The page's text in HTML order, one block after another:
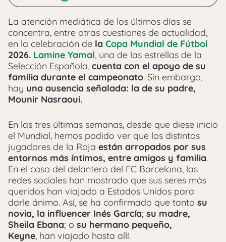
La atención mediática de los últimos días se
concentra, entre otras cuestiones de actualidad,
en la celebración de la Copa Mundial de Fútbol
2026. Lamine Yamal, una de las estrellas de la
Selección Española, cuenta con el apoyo de su
familia durante el campeonato. Sin embargo,
hay una ausencia señalada: la de su padre,
Mounir Nasraoui.
En las tres últimas semanas, desde que diese inicio
el Mundial, hemos podido ver que los distintos
jugadores de la Roja están arropados por sus
entornos más íntimos, entre amigos y familia.
En el caso del delantero del FC Barcelona, las
redes sociales han mostrado que sus seres más
queridos han viajado a Estados Unidos para
darle ánimo. Así, se ha confirmado que tanto su
novia, la influencer Inés García; su madre,
Sheila Ebana; o su hermano pequeño,
Keyne, han viajado hasta allí.